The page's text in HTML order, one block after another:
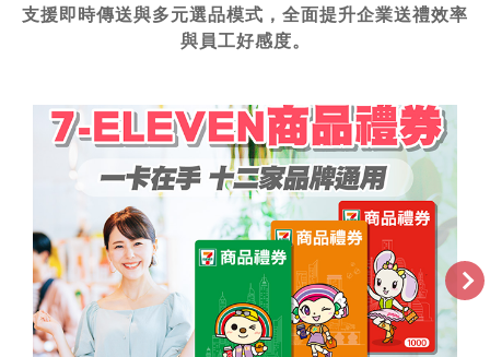
支援即時傳送與多元選品模式，全面提升企業送禮效率
與員工好感度。